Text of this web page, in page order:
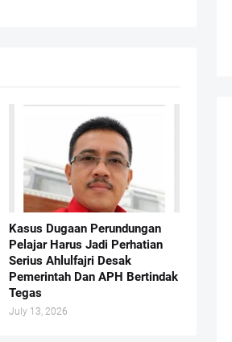
Kasus Dugaan Perundungan
Pelajar Harus Jadi Perhatian
Serius Ahlulfajri Desak
Pemerintah Dan APH Bertindak
Tegas
July 13, 2026